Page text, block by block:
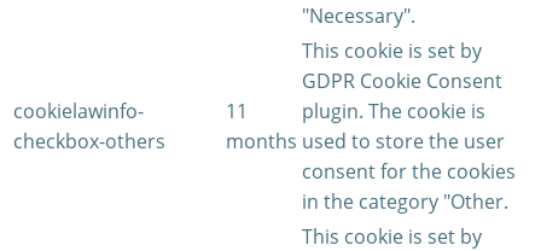
"Necessary".
cookielawinfo-
checkbox-others
11
months
This cookie is set by
GDPR Cookie Consent
plugin. The cookie is
used to store the user
consent for the cookies
in the category "Other.
This cookie is set by